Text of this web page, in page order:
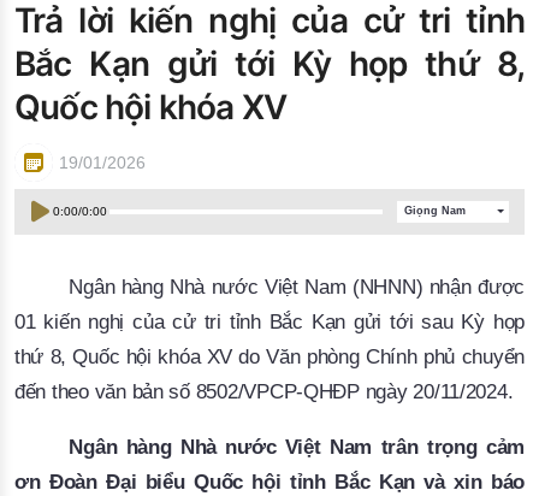
Đào tạo ISO
Trả lời kiến nghị của cử tri tỉnh
Bắc Kạn gửi tới Kỳ họp thứ 8,
Quốc hội khóa XV
19/01/2026
0:00/0:00 Giọng Nam
Ngân hàng Nhà nước Việt Nam (NHNN) nhận được
01 kiến nghị của cử tri tỉnh Bắc Kạn gửi tới sau Kỳ họp
thứ 8, Quốc hội khóa XV do Văn phòng Chính phủ chuyển
đến theo văn bản số 8502/VPCP-QHĐP ngày 20/11/2024.
Ngân hàng Nhà nước Việt Nam trân trọng cảm
ơn Đoàn Đại biểu Quốc hội tỉnh Bắc Kạn và xin báo